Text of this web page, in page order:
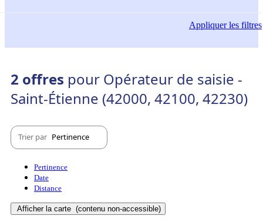
Appliquerles filtres
2 offres pour Opérateur de saisie -
Saint-Étienne (42000, 42100, 42230)
Trier par Pertinence
Pertinence
Date
Distance
Afficher la carte (contenu non-accessible)